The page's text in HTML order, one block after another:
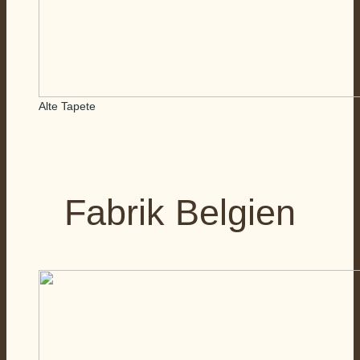
Alte Tapete
Fabrik Belgien